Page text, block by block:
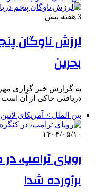
3 هفته پیش
لرزش ناوگان
بحرین
به گزارش خبر گزاری
دریافتی حاکی از آن
بین الملل > آمریکای لاتین
۱۴۰۴/۰۵/۱۰
رویای ترامپ،
برآورده شد!